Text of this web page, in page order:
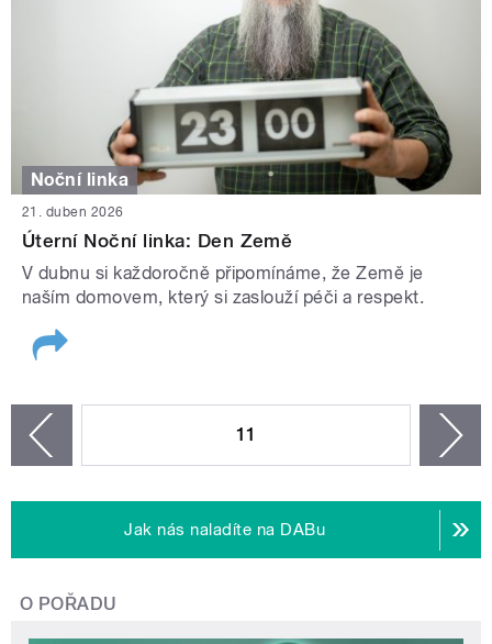
Noční linka
21. duben 2026
Úterní Noční linka: Den Země
V dubnu si každoročně připomínáme, že Země je
naším domovem, který si zaslouží péči a respekt.
11
Jak nás naladíte na DABu
O POŘADU